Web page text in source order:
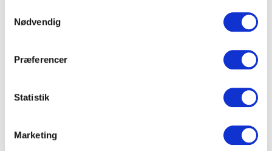
Nødvendig
Præferencer
Statistik
Marketing